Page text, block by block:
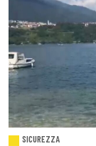
SICUREZZA